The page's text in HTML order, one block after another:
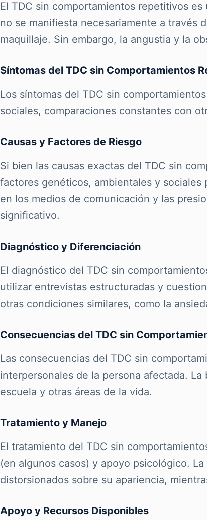
El TDC sin comportamientos repetitivos
no se manifiesta necesariamente a través
maquillaje. Sin embargo, la angustia y la
Síntomas del TDC sin Comportamientos
Los síntomas del TDC sin
sociales, comparaciones constantes con
Causas y Factores de Riesgo
Si bien las causas exactas del TDC sin
factores genéticos, ambientales y
en los medios de comunicación y las
significativo.
Diagnóstico y Diferenciación
El diagnóstico del TDC sin
utilizar entrevistas estructuradas y
otras condiciones similares, como la
Consecuencias del TDC sin
Las consecuencias del TDC sin
interpersonales de la persona afectada.
escuela y otras áreas de la vida.
Tratamiento y Manejo
El tratamiento del TDC sin
(en algunos casos) y apoyo psicológico.
distorsionados sobre su apariencia,
Apoyo y Recursos Disponibles